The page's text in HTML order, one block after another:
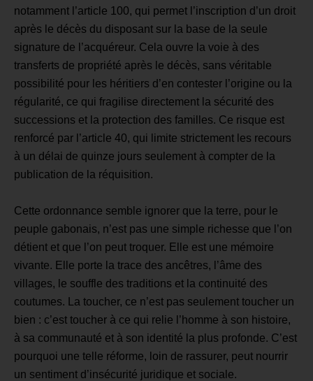
notamment l’article 100, qui permet l’inscription d’un droit
après le décès du disposant sur la base de la seule
signature de l’acquéreur. Cela ouvre la voie à des
transferts de propriété après le décès, sans véritable
possibilité pour les héritiers d’en contester l’origine ou la
régularité, ce qui fragilise directement la sécurité des
successions et la protection des familles. Ce risque est
renforcé par l’article 40, qui limite strictement les recours
à un délai de quinze jours seulement à compter de la
publication de la réquisition.
Cette ordonnance semble ignorer que la terre, pour le
peuple gabonais, n’est pas une simple richesse que l’on
détient et que l’on peut troquer. Elle est une mémoire
vivante. Elle porte la trace des ancêtres, l’âme des
villages, le souffle des traditions et la continuité des
coutumes. La toucher, ce n’est pas seulement toucher un
bien : c’est toucher à ce qui relie l’homme à son histoire,
à sa communauté et à son identité la plus profonde. C’est
pourquoi une telle réforme, loin de rassurer, peut nourrir
un sentiment d’insécurité juridique et sociale.